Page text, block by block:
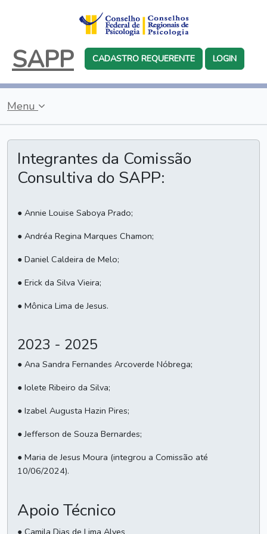
SAPP CADASTRO REQUERENTE LOGIN
Menu
Integrantes da Comissão
Consultiva do SAPP:
● Annie Louise Saboya Prado;
● Andréa Regina Marques Chamon;
● Daniel Caldeira de Melo;
● Erick da Silva Vieira;
● Mônica Lima de Jesus.
2023 - 2025
● Ana Sandra Fernandes Arcoverde Nóbrega;
● Iolete Ribeiro da Silva;
● Izabel Augusta Hazin Pires;
● Jefferson de Souza Bernardes;
● Maria de Jesus Moura (integrou a Comissão até
10/06/2024).
Apoio Técnico
● Camila Dias de Lima Alves